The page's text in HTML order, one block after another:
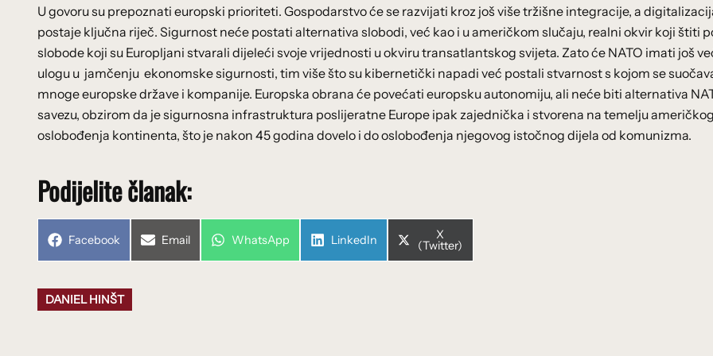
U govoru su prepoznati europski prioriteti. Gospodarstvo će se razvijati kroz još više tržišne integracije, a
postaje ključna riječ. Sigurnost neće postati alternativa slobodi, već kao i u američkom slučaju, realni okvir koji štiti
slobode koji su Europljani stvarali dijeleći svoje vrijednosti u okviru transatlantskog svijeta. Zato će NATO imati još
ulogu u jamčenju ekonomske sigurnosti, tim više što su kibernetički napadi već postali stvarnost s kojom se
mnoge europske države i kompanije. Europska obrana će povećati europsku autonomiju, ali neće biti alternativa
savezu, obzirom da je sigurnosna infrastruktura poslijeratne Europe ipak zajednička i stvorena na temelju američkog
oslobođenja kontinenta, što je nakon 45 godina dovelo i do oslobođenja njegovog istočnog dijela od komunizma.
Podijelite članak:
Share
Facebook Share
Email Share
WhatsApp Share
LinkedIn Share
on
X
(Twitter)
DANIEL HINŠT